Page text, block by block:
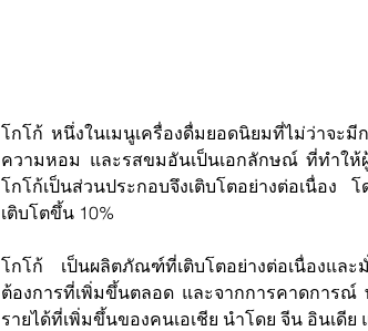
โกโก้ หนึ่งในเมนูเครื่องดื่มยอดนิยมที่ไม่ว่าจะ
ความหอม และรสขมอันเป็นเอกลักษณ์ ที่ทำใ
โกโก้เป็นส่วนประกอบจึงเติบโตอย่างต่อเนื่อ
เติบโตขึ้น 10%
โกโก้ เป็นผลิตภัณฑ์ที่เติบโตอย่างต่อเนื่องและ
ต้องการที่เพิ่มขึ้นตลอด และจากการคาดการณ์
รายได้ที่เพิ่มขึ้นของคนเอเชีย นำโดย จีน อินเดี